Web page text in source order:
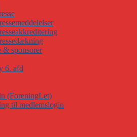
& sponsorer
6. afd
(ForeningLet)
til medlemslogin